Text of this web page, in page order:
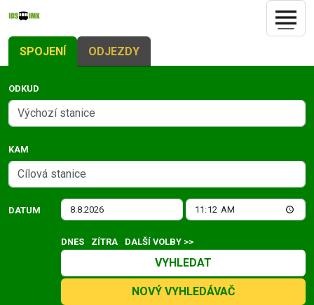
SPOJENÍ ODJEZDY
ODKUD
KAM
DATUM
DNES ZÍTRA DALŠÍ VOLBY >>
VYHLEDAT
NOVÝ VYHLEDÁVAČ